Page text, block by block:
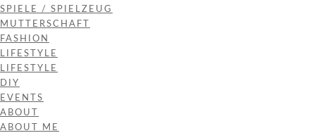
SPIELE / SPIELZEUG
MUTTERSCHAFT
FASHION
LIFESTYLE
LIFESTYLE
DIY
EVENTS
ABOUT
ABOUT ME